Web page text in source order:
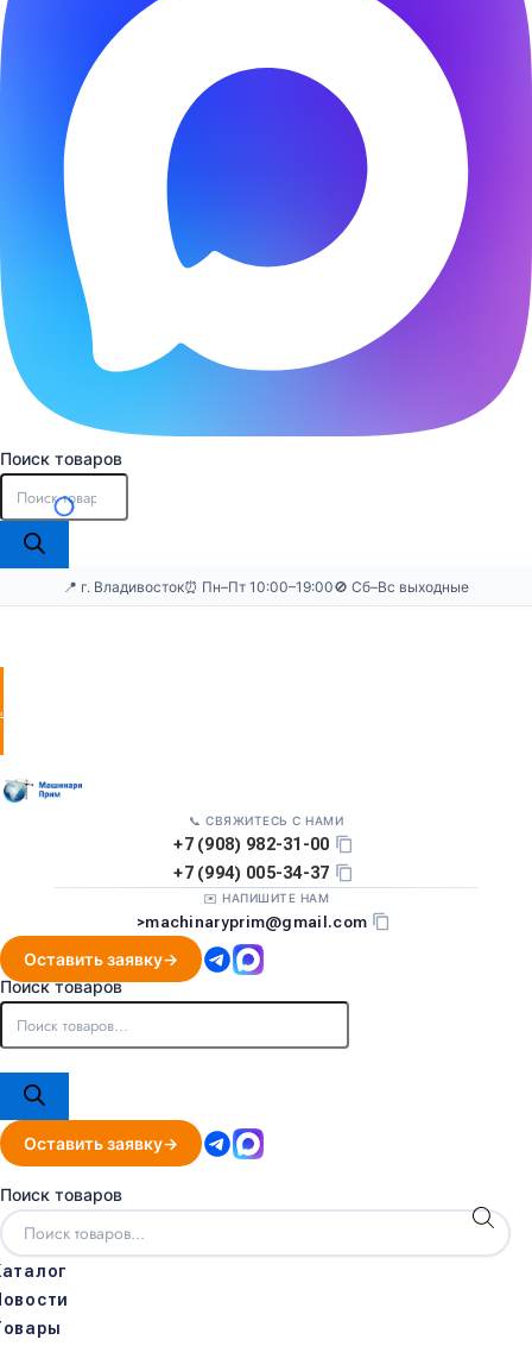
Поиск товаров
📍 г. Владивосток⏰ Пн–Пт 10:00–19:00🚫 Сб–Вс выходные
заявку
📞 СВЯЖИТЕСЬ С НАМИ
+7 (908) 982-31-00
+7 (994) 005-34-37
✉️ НАПИШИТЕ НАМ
>machinaryprim@gmail.com
Оставить заявку
Поиск товаров
Оставить заявку
Поиск товаров